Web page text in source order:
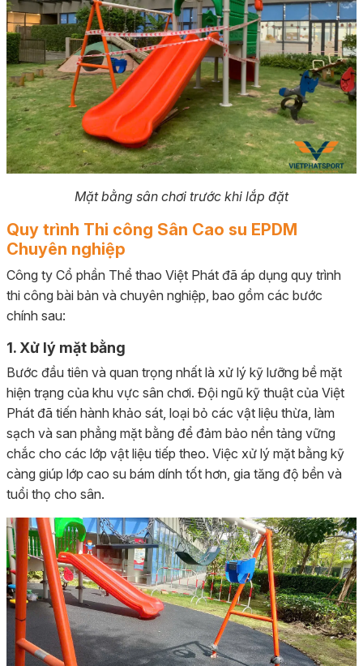
Mặt bằng sân chơi trước khi lắp đặt
Quy trình Thi công Sân Cao su EPDM
Chuyên nghiệp
Công ty Cổ phần Thể thao Việt Phát đã áp dụng quy trình
thi công bài bản và chuyên nghiệp, bao gồm các bước
chính sau:
1. Xử lý mặt bằng
Bước đầu tiên và quan trọng nhất là xử lý kỹ lưỡng bề mặt
hiện trạng của khu vực sân chơi. Đội ngũ kỹ thuật của Việt
Phát đã tiến hành khảo sát, loại bỏ các vật liệu thừa, làm
sạch và san phẳng mặt bằng để đảm bảo nền tảng vững
chắc cho các lớp vật liệu tiếp theo. Việc xử lý mặt bằng kỹ
càng giúp lớp cao su bám dính tốt hơn, gia tăng độ bền và
tuổi thọ cho sân.